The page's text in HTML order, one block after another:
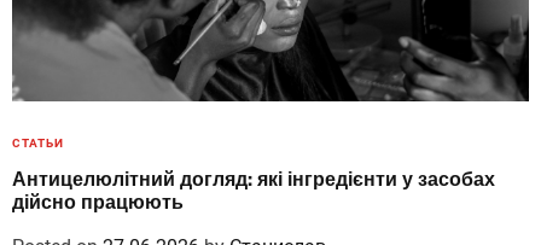
СТАТЬИ
Антицелюлітний догляд: які інгредієнти у засобах
дійсно працюють